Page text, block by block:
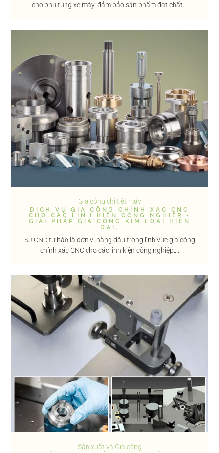
cho phụ tùng xe máy, đảm bảo sản phẩm đạt chất...
Gia công chi tiết máy
DỊCH VỤ GIA CÔNG CHÍNH XÁC CNC
CHO CÁC LINH KIỆN CÔNG NGHIỆP -
GIẢI PHÁP GIA CÔNG KIM LOẠI HIỆN
ĐẠI.
SJ CNC tự hào là đơn vị hàng đầu trong lĩnh vực gia công
chính xác CNC cho các linh kiện công nghiệp....
Sản xuất và Gia công